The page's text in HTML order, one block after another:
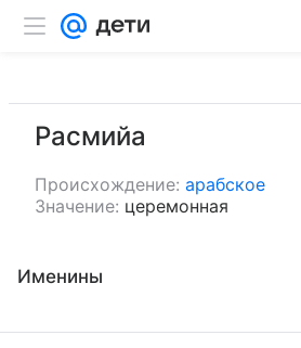
Расмийа
Происхождение: арабское
Значение: церемонная
Именины